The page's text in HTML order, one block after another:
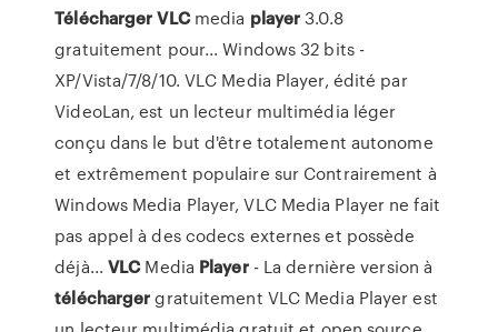
Télécharger VLCmedia player3.0.8
gratuitement pour... Windows 32 bits -
XP/Vista/7/8/10. VLC Media Player, édité par
VideoLan, est un lecteur multimédia léger
conçu dans le but d'être totalement autonome
et extrêmement populaire sur Contrairement à
Windows Media Player, VLC Media Player ne fait
pas appel à des codecs externes et possède
déjà...VLCMedia Player- La dernière version à
téléchargergratuitement VLC Media Player est